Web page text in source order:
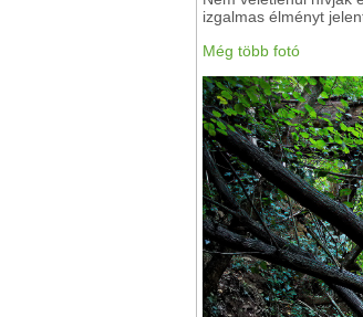
izgalmas élményt
Még több fotó